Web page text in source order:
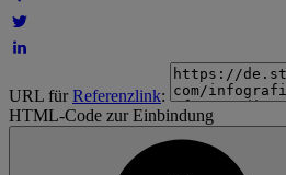
URL fürReferenzlink:
HTML-Code zur Einbindung